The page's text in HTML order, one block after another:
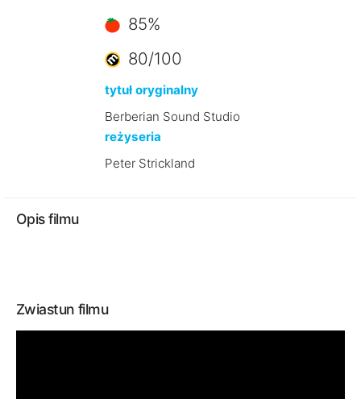
85%
80/100
tytuł oryginalny
Berberian Sound Studio
reżyseria
Peter Strickland
Opis filmu
Zwiastun filmu